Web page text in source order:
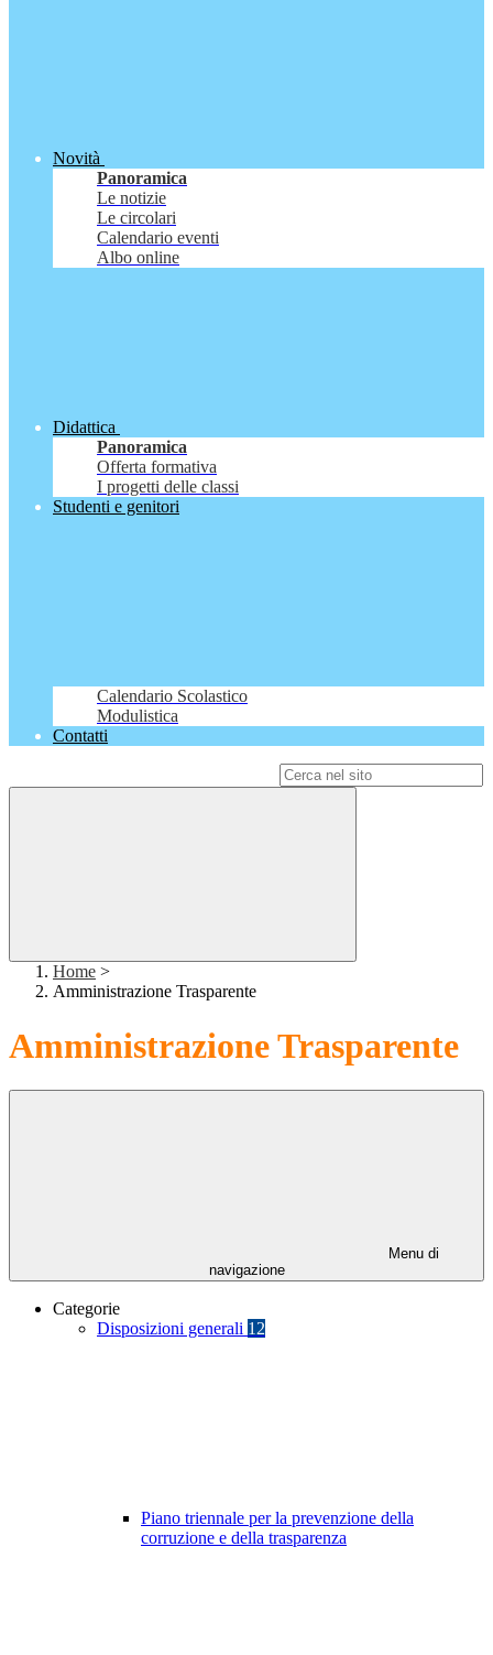
Novità
Panoramica
Le notizie
Le circolari
Calendario eventi
Albo online
Didattica
Panoramica
Offerta formativa
I progetti delle classi
Studenti e genitori
Calendario Scolastico
Modulistica
Contatti
Home >
Amministrazione Trasparente
Amministrazione Trasparente
Menu di
navigazione
Categorie
Disposizioni generali 12
Piano triennale per la prevenzione della
corruzione e della trasparenza